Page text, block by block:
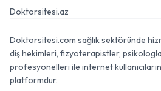
Doktorsitesi.az
Doktorsitesi.com sağlık sektöründe
diş hekimleri, fizyoterapistler,
profesyonelleri ile internet
platformdur.